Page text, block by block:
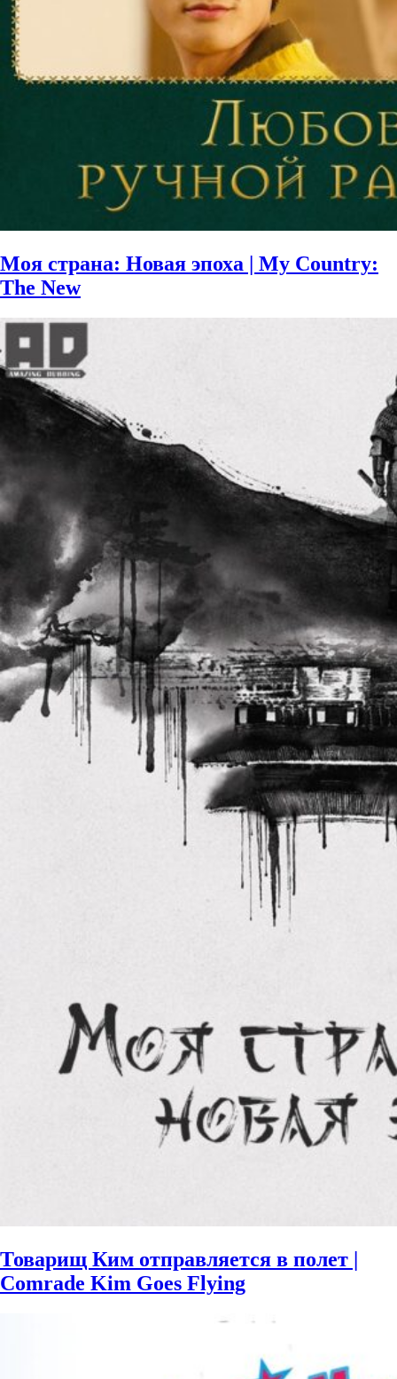
Моя страна: Новая эпоха | My Country:
The New
Товарищ Ким отправляется в полет |
Comrade Kim Goes Flying